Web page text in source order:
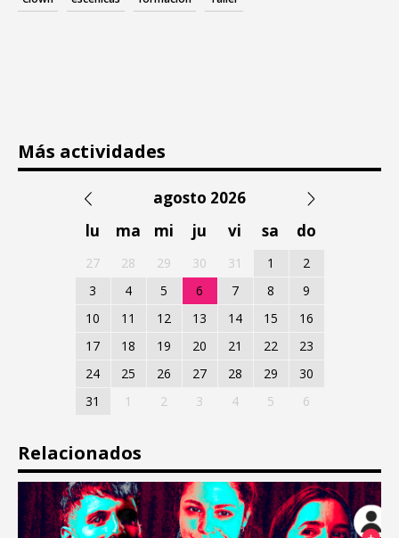
Más actividades
agosto 2026
lu
ma mi ju vi sa do
27 28 29 30 31 1
2
3
4 5 6 7 8
9
10
11 12 13 14 15
16
17
18 19 20 21 22
23
24
25 26 27 28 29
30
31
1 2 3 4 5 6
Relacionados